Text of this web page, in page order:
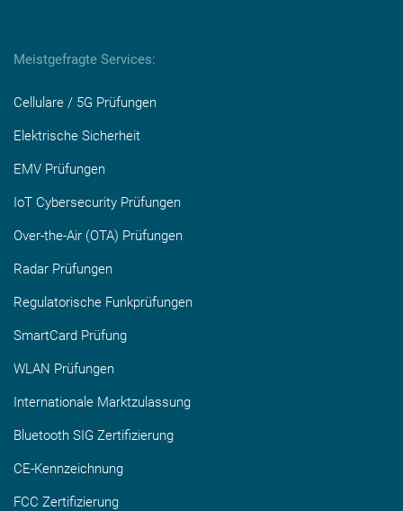
Meistgefragte Services:
Cellulare / 5G Prüfungen
Elektrische Sicherheit
EMV Prüfungen
IoT Cybersecurity Prüfungen
Over-the-Air (OTA) Prüfungen
Radar Prüfungen
Regulatorische Funkprüfungen
SmartCard Prüfung
WLAN Prüfungen
Internationale Marktzulassung
Bluetooth SIG Zertifizierung
CE-Kennzeichnung
FCC Zertifizierung